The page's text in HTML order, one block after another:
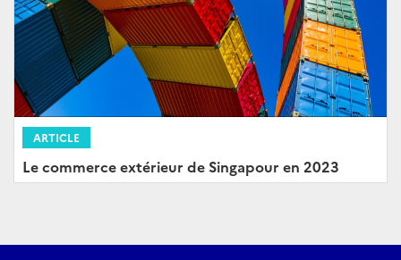
ARTICLE
Le commerce extérieur de Singapour en 2023